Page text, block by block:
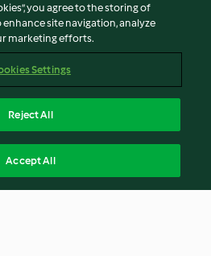
you agree to the storing of
site navigation, analyze
marketing efforts.
Settings
Reject All
Accept All